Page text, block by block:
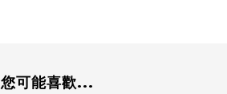
您可能喜歡...